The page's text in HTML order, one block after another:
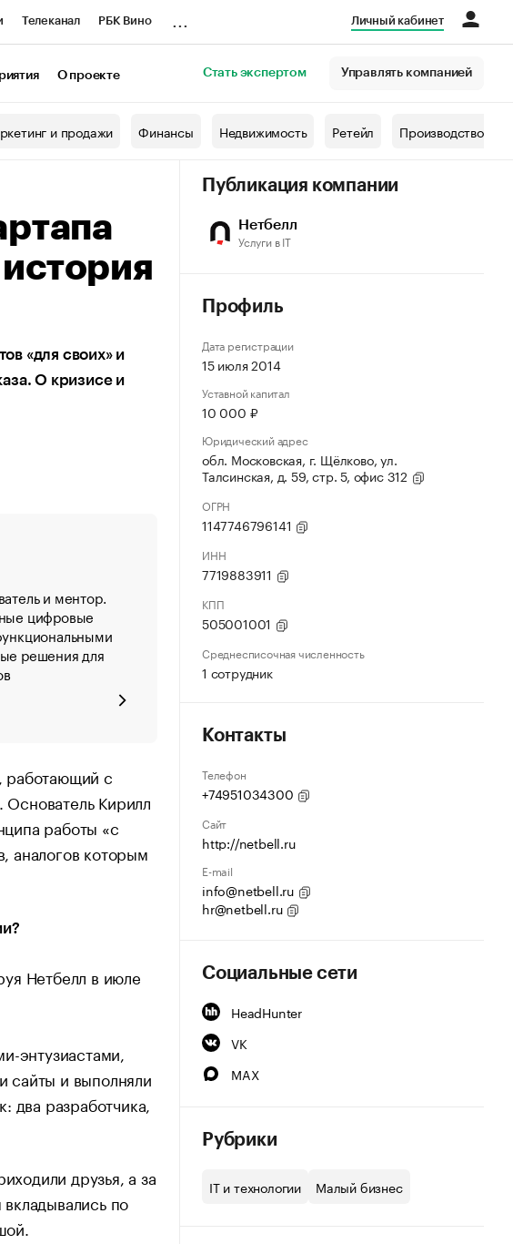
Телеканал РБК Вино Личный кабинет
О проекте Стать экспертом Управлять компанией
и продажи Финансы Недвижимость Ретейл Производство
«для своих» и
О кризисе и
и ментор.
цифровые
решения для
работающий с
Кирилл
работы «с
аналогов которым
Нетбелл в июле
энтузиастами,
сайты и выполняли
два разработчика,
друзья, а за
по
Публикация компании
Нетбелл
Услуги в IT
Профиль
Дата регистрации
15 июля 2014
Уставной капитал
10 000 ₽
Юридический адрес
обл. Московская, г. Щёлково, ул.
Талсинская, д. 59, стр. 5, офис 312
ОГРН
1147746796141
ИНН
7719883911
КПП
505001001
Среднесписочная численность
1 сотрудник
Контакты
Телефон
+74951034300
Сайт
http://netbell.ru
E-mail
info@netbell.ru
hr@netbell.ru
Социальные сети
HeadHunter
VK
MAX
Рубрики
IT и технологии Малый бизнес